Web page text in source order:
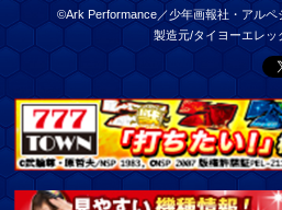
©Ark Performance／少年画報社・アル
製造元/タイヨーエレッ